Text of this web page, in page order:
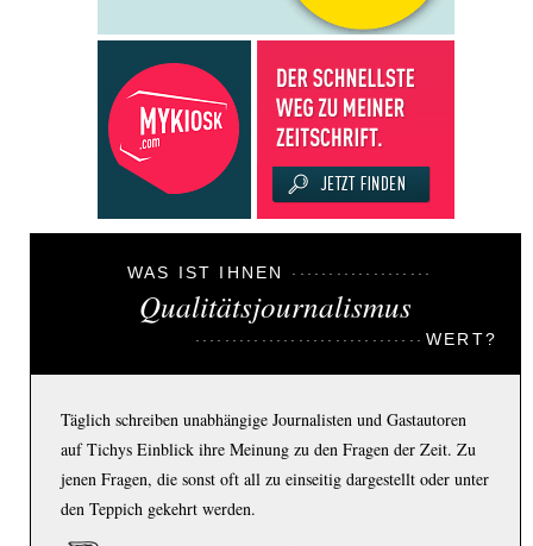
WAS IST IHNEN
Qualitätsjournalismus
WERT?
Täglich schreiben unabhängige Journalisten und Gastautoren
auf Tichys Einblick ihre Meinung zu den Fragen der Zeit. Zu
jenen Fragen, die sonst oft all zu einseitig dargestellt oder unter
den Teppich gekehrt werden.